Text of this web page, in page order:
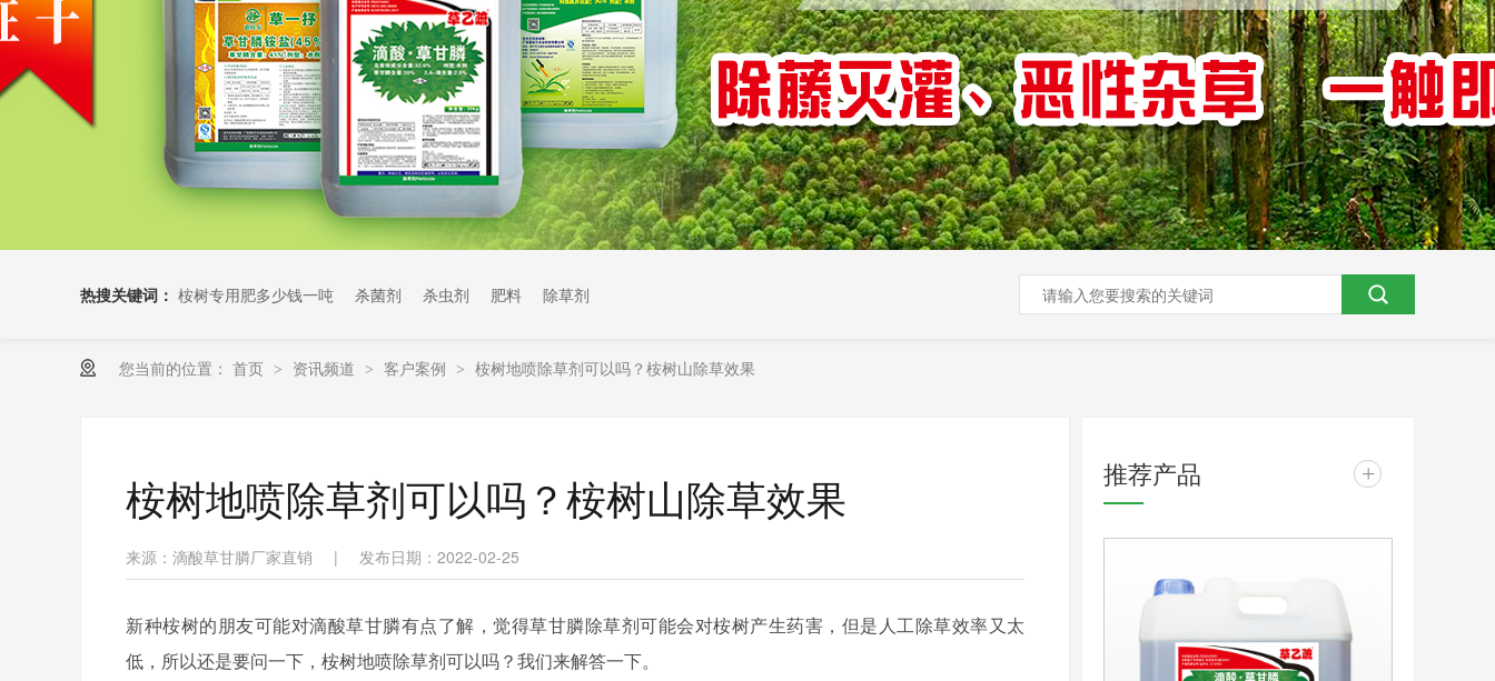
热搜关键词： 桉树专用肥多少钱一吨 杀菌剂 杀虫剂 肥料 除草剂
您当前的位置： 首页 > 资讯频道 > 客户案例 > 桉树地喷除草剂可以吗？桉树山除草效果
桉树地喷除草剂可以吗？桉树山除草效果
来源：滴酸草甘膦厂家直销 | 发布日期：2022-02-25
新种桉树的朋友可能对滴酸草甘膦有点了解，觉得草甘膦除草剂可能会对桉树产生药害，但是人工除草效率又太
低，所以还是要问一下， 桉树地喷除草剂可以吗？我们来解答一下。
推荐产品 +